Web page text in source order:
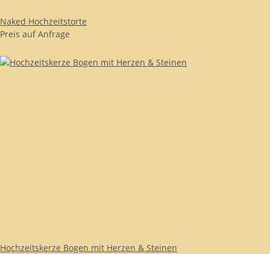
Naked Hochzeitstorte
Preis auf Anfrage
Hochzeitskerze Bogen mit Herzen & Steinen